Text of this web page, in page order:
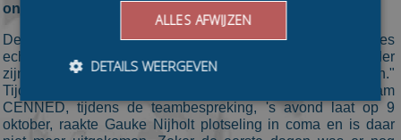
ontwaakt.
De CENNED-ploeg maakte het overlijden bekend: "Gaukes
echtgenote , Renate, en met haar vele anderen, waaronder
zijn schaatsteam CENNED, verliezen een geweldige man."
Tijdens het trainingsweekend van 'zijn' damesmarathonteam
CENNED, tijdens de teambespreking, 's avond laat op 9
oktober, raakte Gauke Nijholt plotseling in coma en is daar
ALLES AFWIJZEN
DETAILS WEERGEVEN
Bezoekersgegevens Gerichte advertenties